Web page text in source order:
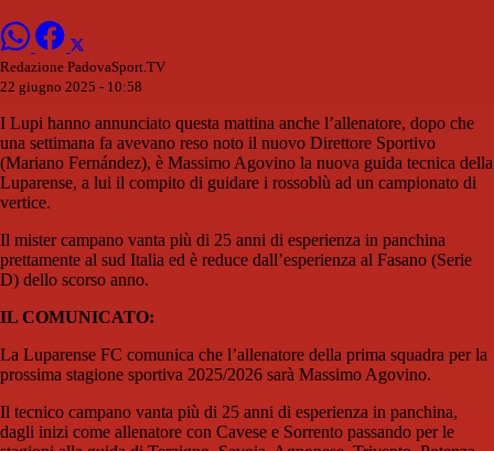
Redazione PadovaSport.TV
22 giugno 2025 - 10:58
I Lupi hanno annunciato questa mattina anche l’allenatore, dopo che
una settimana fa avevano reso noto il nuovo Direttore Sportivo
(Mariano Fernández), è Massimo Agovino la nuova guida tecnica della
Luparense, a lui il compito di guidare i rossoblù ad un campionato di
vertice.
Il mister campano vanta più di 25 anni di esperienza in panchina
prettamente al sud Italia ed è reduce dall’esperienza al Fasano (Serie
D) dello scorso anno.
IL COMUNICATO:
La Luparense FC comunica che l’allenatore della prima squadra per la
prossima stagione sportiva 2025/2026 sarà Massimo Agovino.
Il tecnico campano vanta più di 25 anni di esperienza in panchina,
dagli inizi come allenatore con Cavese e Sorrento passando per le